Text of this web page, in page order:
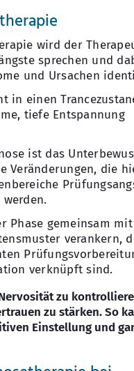
wird der
sprechen und
und Ursachen
in einen
tiefe Entspannung
ist das
Veränderungen, die
Phase gemeinsam
verankern,
verknüpft sind.
zu
zu stärken. So
Einstellung und